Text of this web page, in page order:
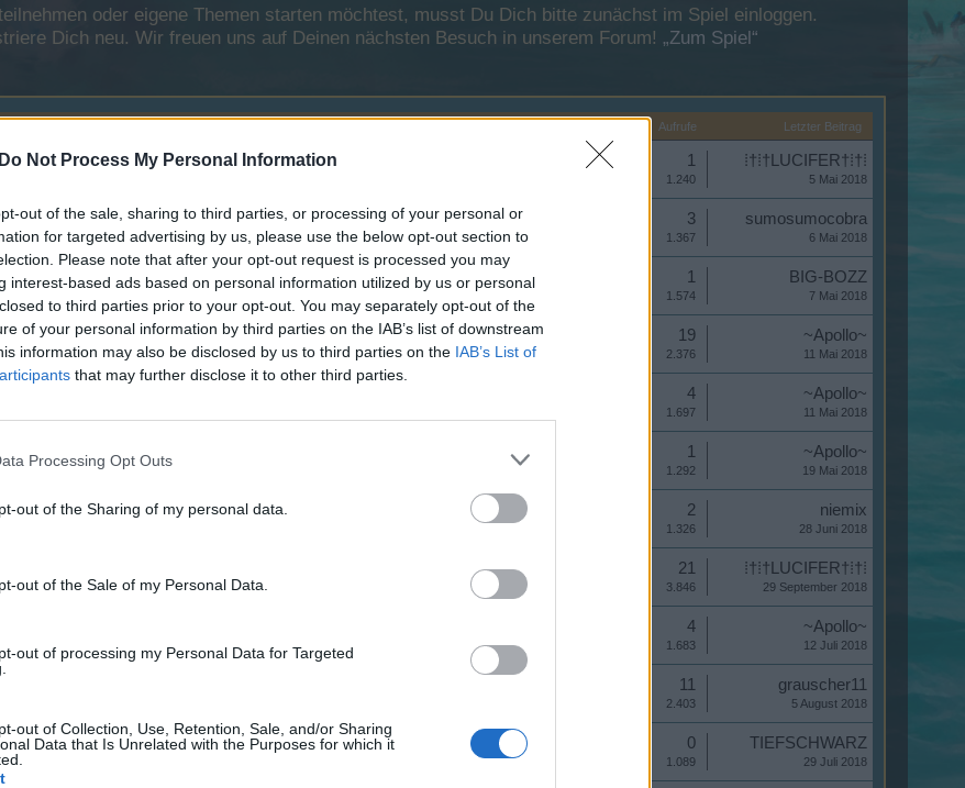
Do Not Process My Personal Information
out of the sale, sharing to third parties, or processing of your personal or
for targeted advertising by us, please use the below opt-out section to
Please note that after your opt-out request is processed you may
interest-based ads based on personal information utilized by us or personal
to third parties prior to your opt-out. You may separately opt-out of the
of your personal information by third parties on the IAB’s list of downstream
information may also be disclosed by us to third parties on the IAB’s List of
that may further disclose it to other third parties.
Processing Opt Outs
out of the Sharing of my personal data.
out of the Sale of my Personal Data.
out of processing my Personal Data for Targeted
out of Collection, Use, Retention, Sale, and/or Sharing
Data that Is Unrelated with the Purposes for which it
oder eigene Themen starten möchtest, musst Du Dich bitte zunächst im Spiel einloggen.
Dich neu. Wir freuen uns auf Deinen nächsten Besuch in unserem Forum! „Zum Spiel“
Aufrufe Letzter Beitrag
Antworten: 1
1.240
⁞†⁞†LUCIFER†⁞†⁞
5 Mai 2018
3
1.367
sumosumocobra
6 Mai 2018
1
1.574
BIG-BOZZ
7 Mai 2018
19
2.376
~Apollo~
11 Mai 2018
nicht 4
1.697
~Apollo~
11 Mai 2018
1
1.292
~Apollo~
19 Mai 2018
2
1.326
niemix
28 Juni 2018
21
3.846
⁞†⁞†LUCIFER†⁞†⁞
29 September 2018
4
1.683
~Apollo~
12 Juli 2018
11
2.403
grauscher11
5 August 2018
0
1.089
TIEFSCHWARZ
29 Juli 2018